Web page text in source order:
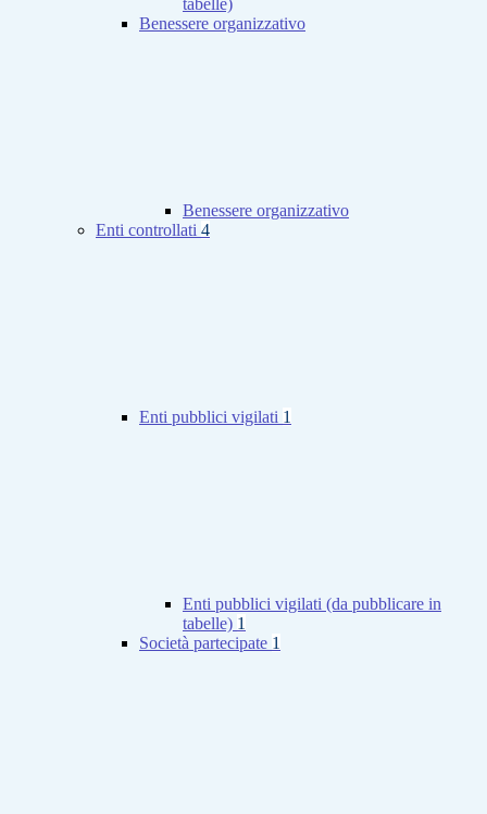
tabelle)
Benessere organizzativo
Benessere organizzativo
Enti controllati 4
Enti pubblici vigilati 1
Enti pubblici vigilati (da pubblicare in
tabelle) 1
Società partecipate 1